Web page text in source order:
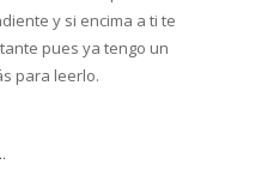
y si encima a ti te
pues ya tengo un
para leerlo.